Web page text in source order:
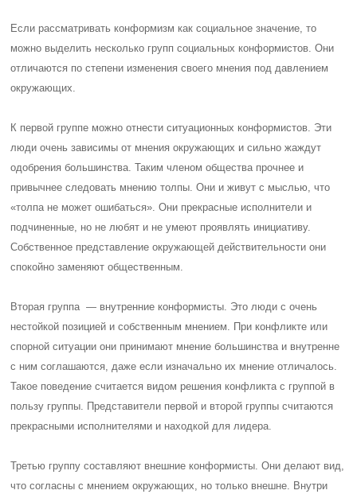
Если рассматривать конформизм как социальное значение, то
можно выделить несколько групп социальных конформистов. Они
отличаются по степени изменения своего мнения под давлением
окружающих.
К первой группе можно отнести ситуационных конформистов. Эти
люди очень зависимы от мнения окружающих и сильно жаждут
одобрения большинства. Таким членом общества прочнее и
привычнее следовать мнению толпы. Они и живут с мыслью, что
«толпа не может ошибаться». Они прекрасные исполнители и
подчиненные, но не любят и не умеют проявлять инициативу.
Собственное представление окружающей действительности они
спокойно заменяют общественным.
Вторая группа — внутренние конформисты. Это люди с очень
нестойкой позицией и собственным мнением. При конфликте или
спорной ситуации они принимают мнение большинства и внутренне
с ним соглашаются, даже если изначально их мнение отличалось.
Такое поведение считается видом решения конфликта с группой в
пользу группы. Представители первой и второй группы считаются
прекрасными исполнителями и находкой для лидера.
Третью группу составляют внешние конформисты. Они делают вид,
что согласны с мнением окружающих, но только внешне. Внутри